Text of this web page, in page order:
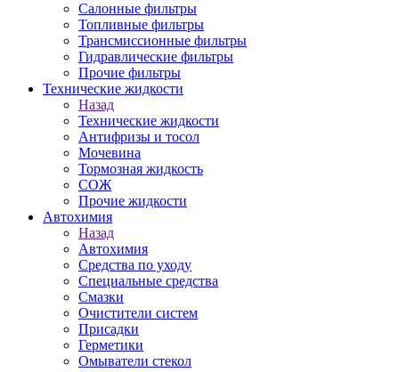
Салонные фильтры
Топливные фильтры
Трансмиссионные фильтры
Гидравлические фильтры
Прочие фильтры
Технические жидкости
Назад
Технические жидкости
Антифризы и тосол
Мочевина
Тормозная жидкость
СОЖ
Прочие жидкости
Автохимия
Назад
Автохимия
Средства по уходу
Специальные средства
Смазки
Очистители систем
Присадки
Герметики
Омыватели стекол